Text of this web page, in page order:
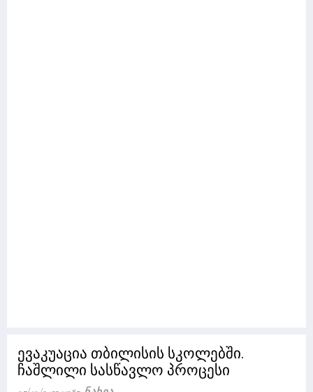
ევაკუაცია თბილისის სკოლებში.
ჩაშლილი სასწავლო პროცესი